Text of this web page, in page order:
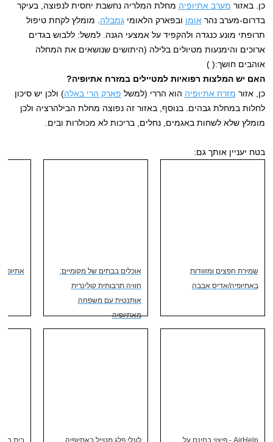
כן. באזור מערב אתיופיה מחלת המלריה נחשבת יחסית לנפוצה, בעיקר
בדרום-מערב נהר אומו ובפארק הלאומיגמבלה . מומלץ לקחת טיפול
תרופתי מונע כנגדה ולהקפיד על אמצעי הגנה. למשל: ללבוש בגדים
ארוכים והימנעות מטיולים בלילה (היתושים שנושאים את המחלה
אוהבים חושך:( )
האם יש המלצות רפואיות למטיילים במזרח אתיופיה?
כן, אזור מזרח אתיופיה הוא הררי (למשל פארק הרי באלה) ולכן יש סיכון
לחלות במחלת גבהים. בנוסף, באזור זה נפוצה מחלת הבילהרציה ולכן
מומלץ שלא לשחות באגמים, נחלים, בריכות לא מכולרות ובים.
בטח יעניין אותך גם:
שמירת חפצים ומזוודות
באתיופיה/אדיס אבבה
אוכלים בבתים של מקומיים:
חוויה תרבותית קולינרית
אותנטית עם משפחה
מאתיופיה
AirHelp - פיצוי בחינם על
לונלי פלג מטייל באתיופיה בית